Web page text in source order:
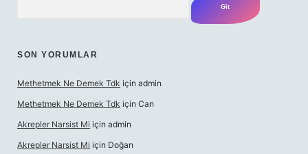
SON YORUMLAR
Methetmek Ne Demek Tdk için admin
Methetmek Ne Demek Tdk için Can
Akrepler Narsist Mi için admin
Akrepler Narsist Mi için Doğan